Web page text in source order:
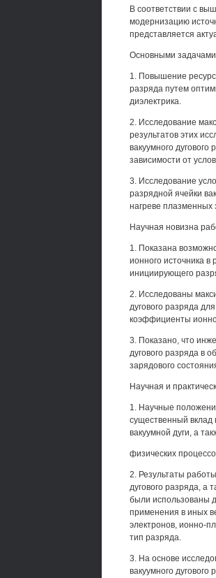
В соответствии с
модернизацию
представляется
Основными
1. Повышение
разряда путем
диэлектрика.
2. Исследование
результатов этих
вакуумного
зависимости от
3. Исследование
разрядной ячейки
нагреве
Научная новизна
1. Показана
ионного источника в
инициирующего
2. Исследованы
дугового разряда
коэффициенты
3. Показано, что
дугового разряда в
зарядового
Научная и
1. Научные
существенный вклад
вакуумной дуги, а
физических
2. Результаты
дугового разряда, а
были использованы
применения в иных
электронов, ионно-
тип разряда.
3. На основе
вакуумного